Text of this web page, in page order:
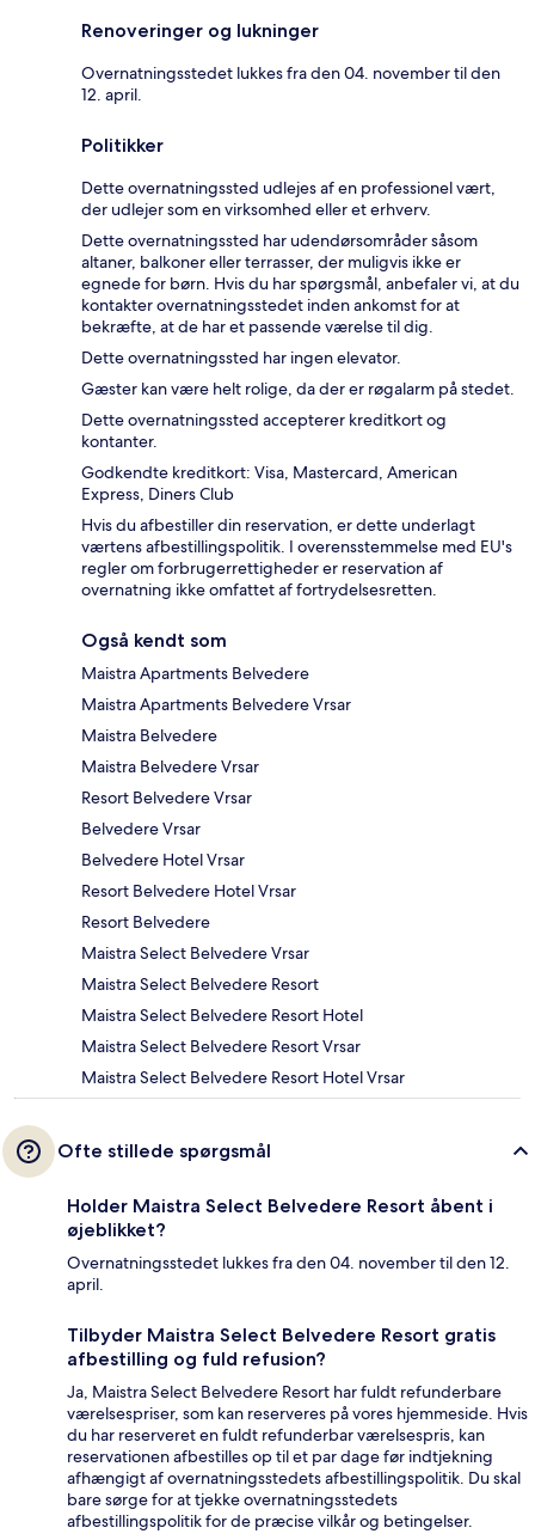
Renoveringer og lukninger
Overnatningsstedet lukkes fra den 04. november til den
12. april.
Politikker
Dette overnatningssted udlejes af en professionel vært,
der udlejer som en virksomhed eller et erhverv.
Dette overnatningssted har udendørsområder såsom
altaner, balkoner eller terrasser, der muligvis ikke er
egnede for børn. Hvis du har spørgsmål, anbefaler vi, at du
kontakter overnatningsstedet inden ankomst for at
bekræfte, at de har et passende værelse til dig.
Dette overnatningssted har ingen elevator.
Gæster kan være helt rolige, da der er røgalarm på stedet.
Dette overnatningssted accepterer kreditkort og
kontanter.
Godkendte kreditkort: Visa, Mastercard, American
Express, Diners Club
Hvis du afbestiller din reservation, er dette underlagt
værtens afbestillingspolitik. I overensstemmelse med EU's
regler om forbrugerrettigheder er reservation af
overnatning ikke omfattet af fortrydelsesretten.
Også kendt som
Maistra Apartments Belvedere
Maistra Apartments Belvedere Vrsar
Maistra Belvedere
Maistra Belvedere Vrsar
Resort Belvedere Vrsar
Belvedere Vrsar
Belvedere Hotel Vrsar
Resort Belvedere Hotel Vrsar
Resort Belvedere
Maistra Select Belvedere Vrsar
Maistra Select Belvedere Resort
Maistra Select Belvedere Resort Hotel
Maistra Select Belvedere Resort Vrsar
Maistra Select Belvedere Resort Hotel Vrsar
Ofte stillede spørgsmål
Holder Maistra Select Belvedere Resort åbent i
øjeblikket?
Overnatningsstedet lukkes fra den 04. november til den 12.
april.
Tilbyder Maistra Select Belvedere Resort gratis
afbestilling og fuld refusion?
Ja, Maistra Select Belvedere Resort har fuldt refunderbare
værelsespriser, som kan reserveres på vores hjemmeside. Hvis
du har reserveret en fuldt refunderbar værelsespris, kan
reservationen afbestilles op til et par dage før indtjekning
afhængigt af overnatningsstedets afbestillingspolitik. Du skal
bare sørge for at tjekke overnatningsstedets
afbestillingspolitik for de præcise vilkår og betingelser.